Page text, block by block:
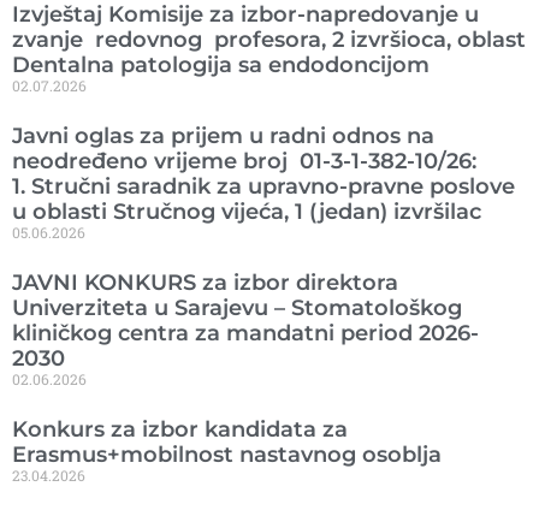
Izvještaj Komisije za izbor-napredovanje u
zvanje redovnog profesora, 2 izvršioca, oblast
Dentalna patologija sa endodoncijom
02.07.2026
Javni oglas za prijem u radni odnos na
neodređeno vrijeme broj 01-3-1-382-10/26:
1. Stručni saradnik za upravno-pravne poslove
u oblasti Stručnog vijeća, 1 (jedan) izvršilac
05.06.2026
JAVNI KONKURS za izbor direktora
Univerziteta u Sarajevu – Stomatološkog
kliničkog centra za mandatni period 2026-
2030
02.06.2026
Konkurs za izbor kandidata za
Erasmus+mobilnost nastavnog osoblja
23.04.2026